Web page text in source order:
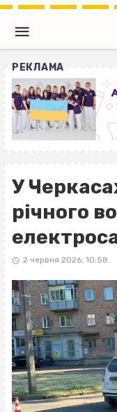
РЕКЛАМА
У
річного
2 червня 2026, 10:58